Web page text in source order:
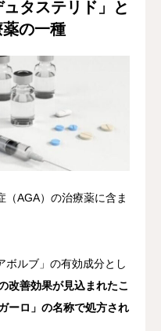
タステリド」と
の一種
AGA）の治療薬に含ま
ボルブ」の有効成分とし
改善効果が見込まれたこ
ーロ」の名称で処方され